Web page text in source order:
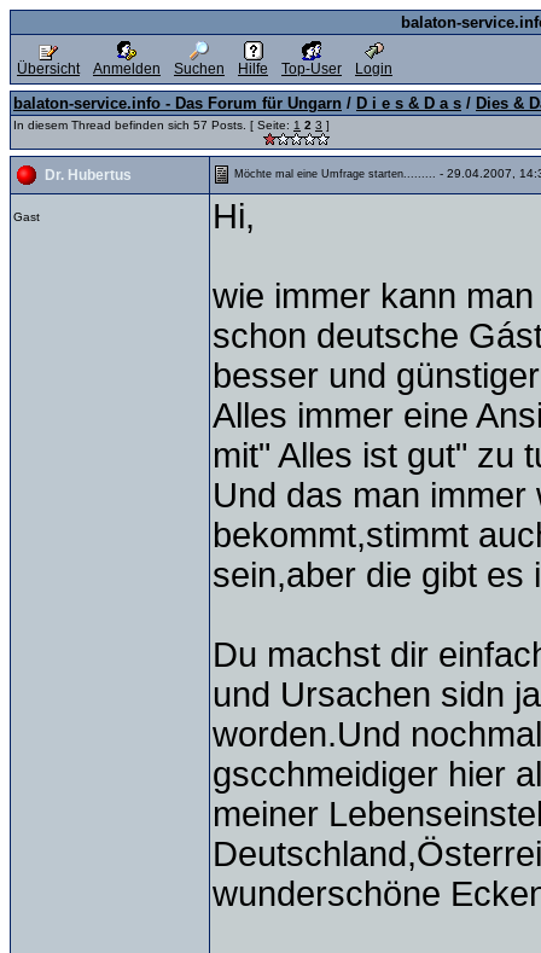
balaton-
Übersicht Anmelden Suchen Hilfe Top-User Login
balaton-service.info - Das Forum für Ungarn / D i e s & D a s / Dies &
In diesem Thread befinden sich 57 Posts. [ Seite: 1 2 3 ]
Dr. Hubertus Möchte mal eine Umfrage starten......... - 29.04.2007,
Gast Hi,
wie immer kann
schon deutsche
besser und
Alles immer eine
mit" Alles ist gut" zu
Und das man
bekommt,stimmt
sein,aber die gibt es
Du machst dir
und Ursachen sidn
worden.Und
gscchmeidiger hier
meiner
wunderschöne